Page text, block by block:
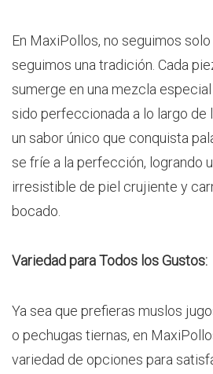
En MaxiPollos, no seguimos
seguimos una tradición. Cada
sumerge en una mezcla
sido perfeccionada a lo largo de
un sabor único que conquista
se fríe a la perfección, logrando
irresistible de piel crujiente y
bocado.
Variedad para Todos los Gustos:
Ya sea que prefieras muslos
o pechugas tiernas, en
variedad de opciones para